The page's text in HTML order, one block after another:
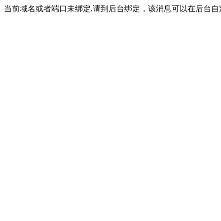
当前域名或者端口未绑定,请到后台绑定，该消息可以在后台自